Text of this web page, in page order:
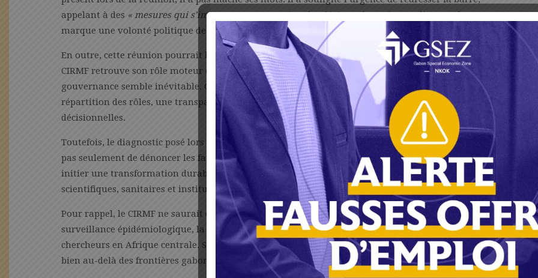
appelant à des « mesures qui s’imposent »pour corriger les dérives observées. Ce discours ferme
marque une volonté politique de restaurer la rigueur dans la gestion du CIRMF.
En outre, cette réunion pourrait bien être le point de départ d’une réforme en profondeur. Pour que le
CIRMF retrouve son rôle moteur dans la recherche médicale, une révision de ses mécanismes de
gouvernance semble inévitable. Cela implique une clarification des responsabilités, une meilleure
répartition des rôles, une transparence accrue, ainsi qu’un contrôle plus rigoureux des instances
décisionnelles.
Toutefois, le diagnostic posé lors du conseil d’administration agit comme un électrochoc. Il ne s’agit
pas seulement de dénoncer les failles de gouvernance, mais bien de saisir cette opportunité pour
initier une transformation durable. Le CIRMF a besoin d’un nouveau souffle à la hauteur des défis
scientifiques, sanitaires et institutionnels qui l’attendent.
Pour rappel, le CIRMF ne saurait être une simple institution parmi d’autres. Il joue un rôle clé dans la
surveillance épidémiologique, la recherche sur les maladies infectieuses, et la formation de
chercheurs en Afrique centrale. Son affaiblissement structurel pourrait donc avoir des répercussions
bien au-delà des frontières gabonaises.